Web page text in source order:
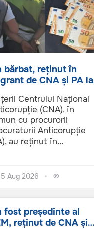
bărbat, reținut în
de CNA și PA la
Centrului Național
(CNA), în
cu procurorii
Anticorupție
au reținut în...
5 Aug 2026
fost președinte al
reținut de CNA și